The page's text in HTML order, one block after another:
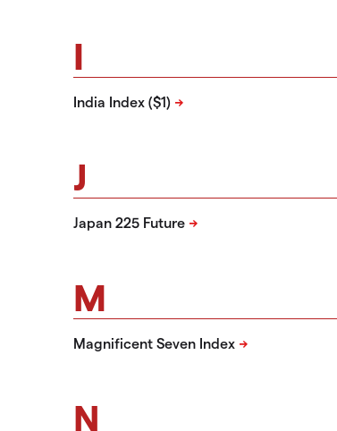
I
India Index ($1)
J
Japan 225 Future
M
Magnificent Seven Index
N